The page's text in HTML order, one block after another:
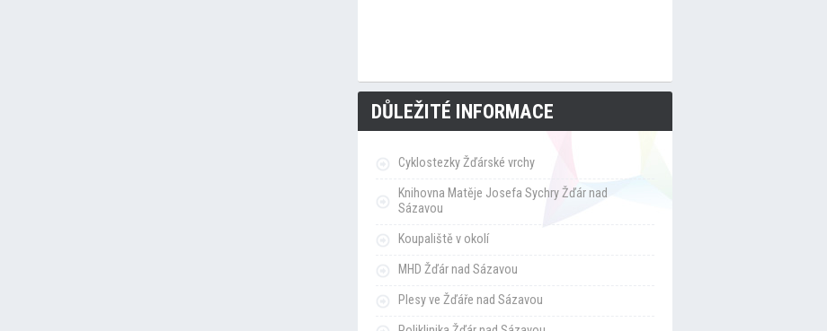
DŮLEŽITÉ INFORMACE
Cyklostezky Žďárské vrchy
Knihovna Matěje Josefa Sychry Žďár nad
Sázavou
Koupaliště v okolí
MHD Žďár nad Sázavou
Plesy ve Žďáře nad Sázavou